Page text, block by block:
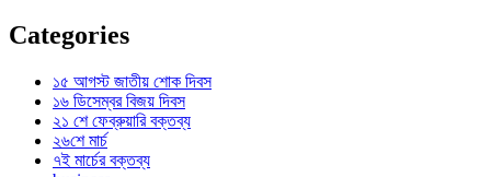
Categories
১৫ আগস্ট জাতীয় শোক দিবস
১৬ ডিসেম্বর বিজয় দিবস
২১ শে ফেব্রুয়ারি বক্তব্য
২৬শে মার্চ
৭ই মার্চের বক্তব্য